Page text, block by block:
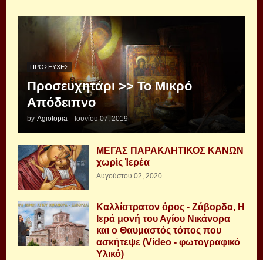
ΠΡΟΣΕΥΧΈΣ
Προσευχητάρι >> Το Μικρό
Απόδειπνο
by Agiotopia - Ιουνίου 07, 2019
ΜΕΓΑΣ ΠΑΡΑΚΛΗΤΙΚΟΣ ΚΑΝΩΝ
χωρὶς Ἱερέα
Αυγούστου 02, 2020
Καλλίστρατον όρος - Ζάβορδα, Η
Ιερά μονή του Αγίου Νικάνορα
και ο Θαυμαστός τόπος που
ασκήτεψε (Video - φωτογραφικό
Υλικό)